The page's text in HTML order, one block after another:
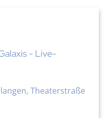
- Live-
Theaterstraße